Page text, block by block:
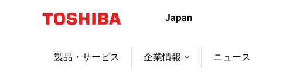
ャ
製品・サービス 企業情報 ニュース